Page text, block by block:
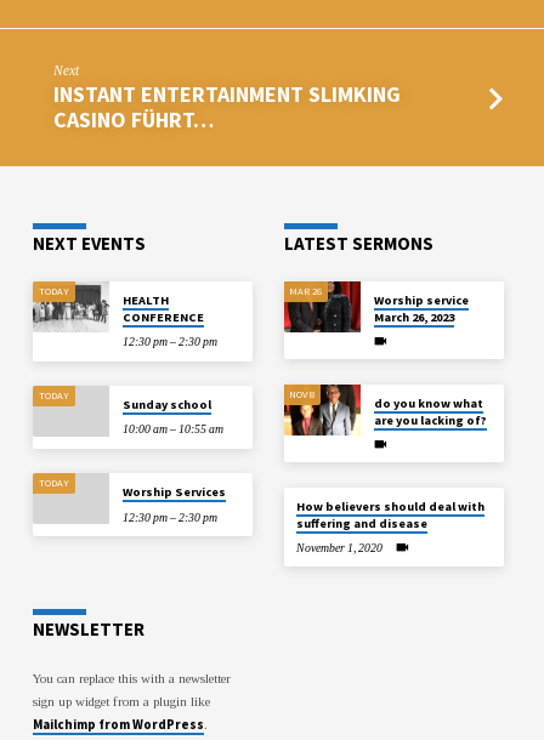
Next
INSTANT ENTERTAINMENT SLIMKING
CASINO FÜHRT…
NEXT EVENTS
TODAY
HEALTH
CONFERENCE
12:30 pm – 2:30 pm
TODAY
Sunday school
10:00 am – 10:55 am
TODAY
Worship Services
12:30 pm – 2:30 pm
LATEST SERMONS
MAR 26
Worship service
March 26, 2023
NOV 8
do you know what
are you lacking of?
How believers should deal with
suffering and disease
November 1, 2020
NEWSLETTER
You can replace this with a newsletter
sign up widget from a plugin like
Mailchimp from WordPress.